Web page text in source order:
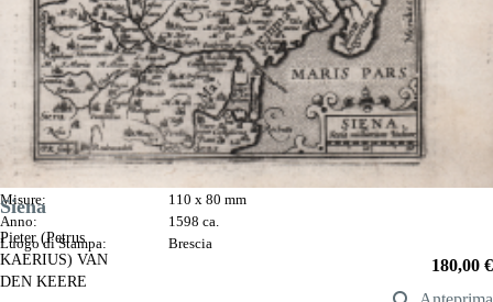
Siena
Pietro Maria
MARCHETTI
Riferimento:
Misure:
110 x 80 mm
Anno:
1598 ca.
Luogo di Stampa:
Brescia
Prezzo
180,00 €
Siena
Pieter (Petrus
KAERIUS) VAN
DEN KEERE